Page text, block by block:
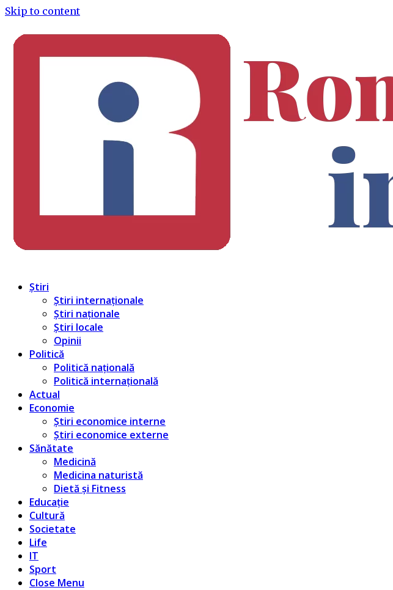
Skip to content
Știri
Știri internaționale
Știri naționale
Știri locale
Opinii
Politică
Politică națională
Politică internațională
Actual
Economie
Știri economice interne
Știri economice externe
Sănătate
Medicină
Medicina naturistă
Dietă și Fitness
Educație
Cultură
Societate
Life
IT
Sport
Close Menu